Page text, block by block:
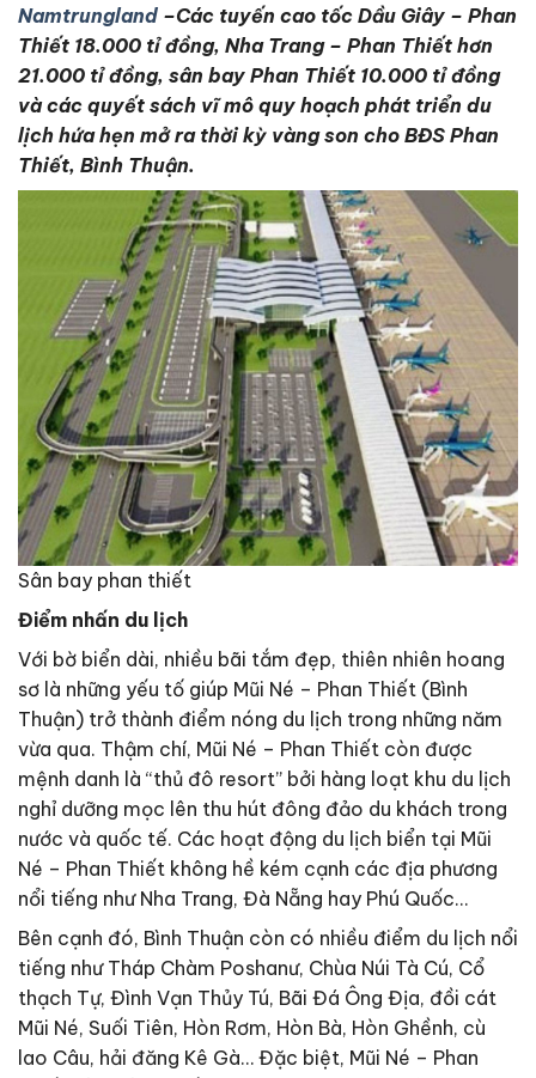
Namtrungland –Các tuyến cao tốc Dầu Giây – Phan
Thiết 18.000 tỉ đồng, Nha Trang – Phan Thiết hơn
21.000 tỉ đồng, sân bay Phan Thiết 10.000 tỉ đồng
và các quyết sách vĩ mô quy hoạch phát triển du
lịch hứa hẹn mở ra thời kỳ vàng son cho BĐS Phan
Thiết, Bình Thuận.
Sân bay phan thiết
Điểm nhấn du lịch
Với bờ biển dài, nhiều bãi tắm đẹp, thiên nhiên hoang
sơ là những yếu tố giúp Mũi Né – Phan Thiết (Bình
Thuận) trở thành điểm nóng du lịch trong những năm
vừa qua. Thậm chí, Mũi Né – Phan Thiết còn được
mệnh danh là “thủ đô resort” bởi hàng loạt khu du lịch
nghỉ dưỡng mọc lên thu hút đông đảo du khách trong
nước và quốc tế. Các hoạt động du lịch biển tại Mũi
Né – Phan Thiết không hề kém cạnh các địa phương
nổi tiếng như Nha Trang, Đà Nẵng hay Phú Quốc…
Bên cạnh đó, Bình Thuận còn có nhiều điểm du lịch nổi
tiếng như Tháp Chàm Poshanư, Chùa Núi Tà Cú, Cổ
thạch Tự, Đình Vạn Thủy Tú, Bãi Đá Ông Địa, đồi cát
Mũi Né, Suối Tiên, Hòn Rơm, Hòn Bà, Hòn Ghềnh, cù
lao Câu, hải đăng Kê Gà… Đặc biệt, Mũi Né – Phan